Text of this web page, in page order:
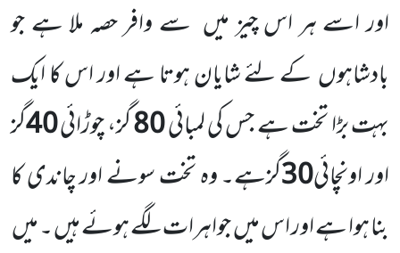
اور اسے ہر اس چیز میں سے وافر حصہ ملا ہے جو
بادشاہوںکے لئے شایان ہوتا ہے اور اس کا ایک
بہت بڑا تخت ہے جس کی لمبائی80گز، چوڑائی40گز
اور اونچائی30گزہے۔ وہ تخت سونے اور چاندی کا
بنا ہوا ہے اور اس میںجواہرات لگے ہوئے ہیں ۔ میں